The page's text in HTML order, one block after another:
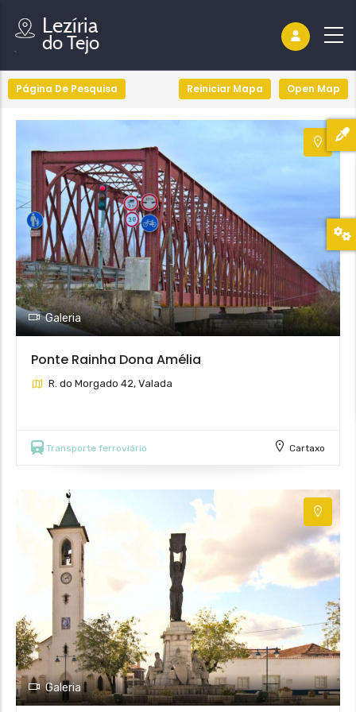
Página De Pesquisa Reiniciar Mapa Open Map
Galeria
Ponte Rainha Dona Amélia
R. do Morgado 42, Valada
Transporte ferroviário Cartaxo
Galeria